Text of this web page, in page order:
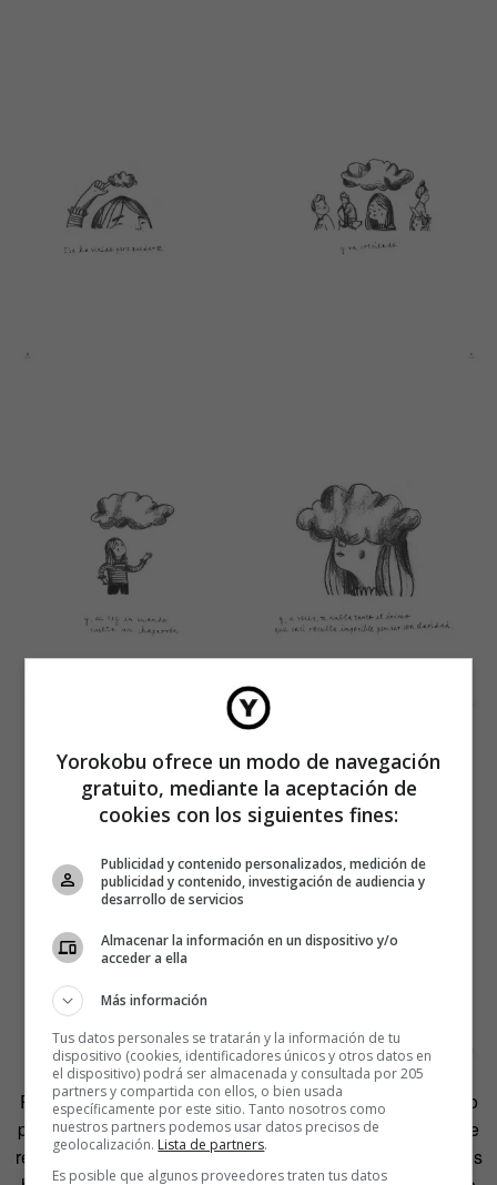
Por todo ello, aunque el libro está pensado en un principio
para las más jóvenes, Zamolo asegura que también puede
resultar útil para las mujeres adultas. Y, sobre todo, para los
Yorokobu ofrece un modo de navegación
gratuito, mediante la aceptación de
cookies con los siguientes fines:
Publicidad y contenido personalizados, medición de
publicidad y contenido, investigación de audiencia y
desarrollo de servicios
Almacenar la información en un dispositivo y/o
acceder a ella
Más información
Tus datos personales se tratarán y la información de tu
dispositivo (cookies, identificadores únicos y otros datos en
el dispositivo) podrá ser almacenada y consultada por 205
partners y compartida con ellos, o bien usada
específicamente por este sitio. Tanto nosotros como
nuestros partners podemos usar datos precisos de
geolocalización. Lista de partners.
Es posible que algunos proveedores traten tus datos